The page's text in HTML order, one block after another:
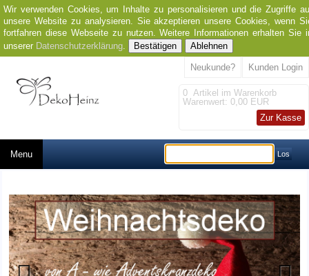
Wir verwenden Cookies, um Inhalte zu personalisieren und die Zugriffe
unsere Website zu analysieren. Sie akzeptieren unsere Cookies, wenn
fortfahren diese Webseite zu nutzen. Weitere Informationen erhalten Sie
unserer Datenschutzerklärung. Bestätigen Ablehnen
0 Artikel im Warenkorb
Warenwert: 0,00 EUR
Zur Kasse
Kunden Login
Neukunde?
Los
Menu